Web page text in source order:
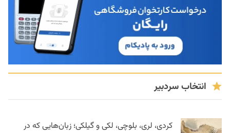
انتخاب سردبیر
کردی، لری، بلوچی، لکی و گیلکی؛ زبان‌هایی که در